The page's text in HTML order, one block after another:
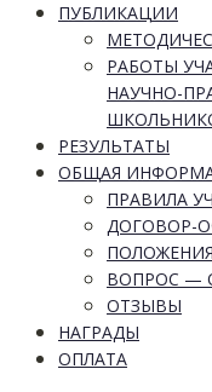
ПУБЛИКАЦИИ
РАБОТЫ
НАУЧНО-
РЕЗУЛЬТАТЫ
ОБЩАЯ
ПРАВИЛА
ДОГОВОР-
ПОЛОЖЕНИЯ
ВОПРОС —
ОТЗЫВЫ
НАГРАДЫ
ОПЛАТА